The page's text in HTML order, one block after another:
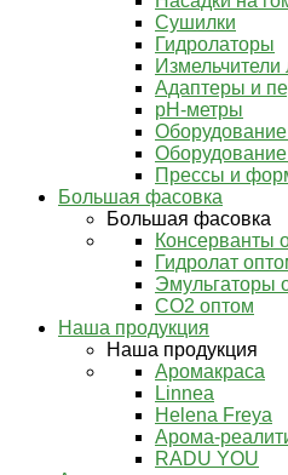
Сушилки
Гидролаторы
Адаптеры и
pH-метры
Прессы и
Большая фасовка
Большая фасовка
Консерванты
Гидролат
Эмульгаторы
СО2 оптом
Наша продукция
Наша продукция
Аромакраса
Linnea
Helena Freya
Арома-
RADU YOU